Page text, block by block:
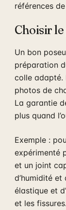
références
Choisir
Un bon
préparation
colle adapté.
photos de
La garantie
plus quand
Exemple :
expérimenté
et un joint
d’humidité et
élastique et
et les fissures.